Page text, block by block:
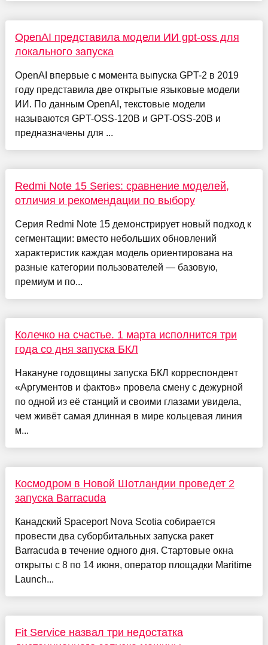
OpenAI представила модели ИИ gpt-oss для
локального запуска
OpenAI впервые с момента выпуска GPT-2 в 2019
году представила две открытые языковые модели
ИИ. По данным OpenAI, текстовые модели
называются GPT-OSS-120B и GPT-OSS-20B и
предназначены для ...
Redmi Note 15 Series: сравнение моделей,
отличия и рекомендации по выбору
Серия Redmi Note 15 демонстрирует новый подход к
сегментации: вместо небольших обновлений
характеристик каждая модель ориентирована на
разные категории пользователей — базовую,
премиум и по...
Колечко на счастье. 1 марта исполнится три
года со дня запуска БКЛ
Накануне годовщины запуска БКЛ корреспондент
«Аргументов и фактов» провела смену с дежурной
по одной из её станций и своими глазами увидела,
чем живёт самая длинная в мире кольцевая линия
м...
Космодром в Новой Шотландии проведет 2
запуска Barracuda
Канадский Spaceport Nova Scotia собирается
провести два суборбитальных запуска ракет
Barracuda в течение одного дня. Стартовые окна
открыты с 8 по 14 июня, оператор площадки Maritime
Launch...
Fit Service назвал три недостатка